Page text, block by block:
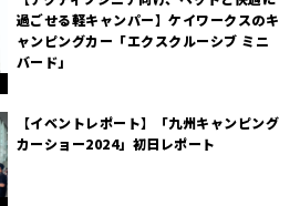
過ごせる軽キャンパー】ケイワークスのキ
ャンピングカー「エクスクルーシブ ミニ
バード」
【イベントレポート】「九州キャンピング
カーショー2024」初日レポート